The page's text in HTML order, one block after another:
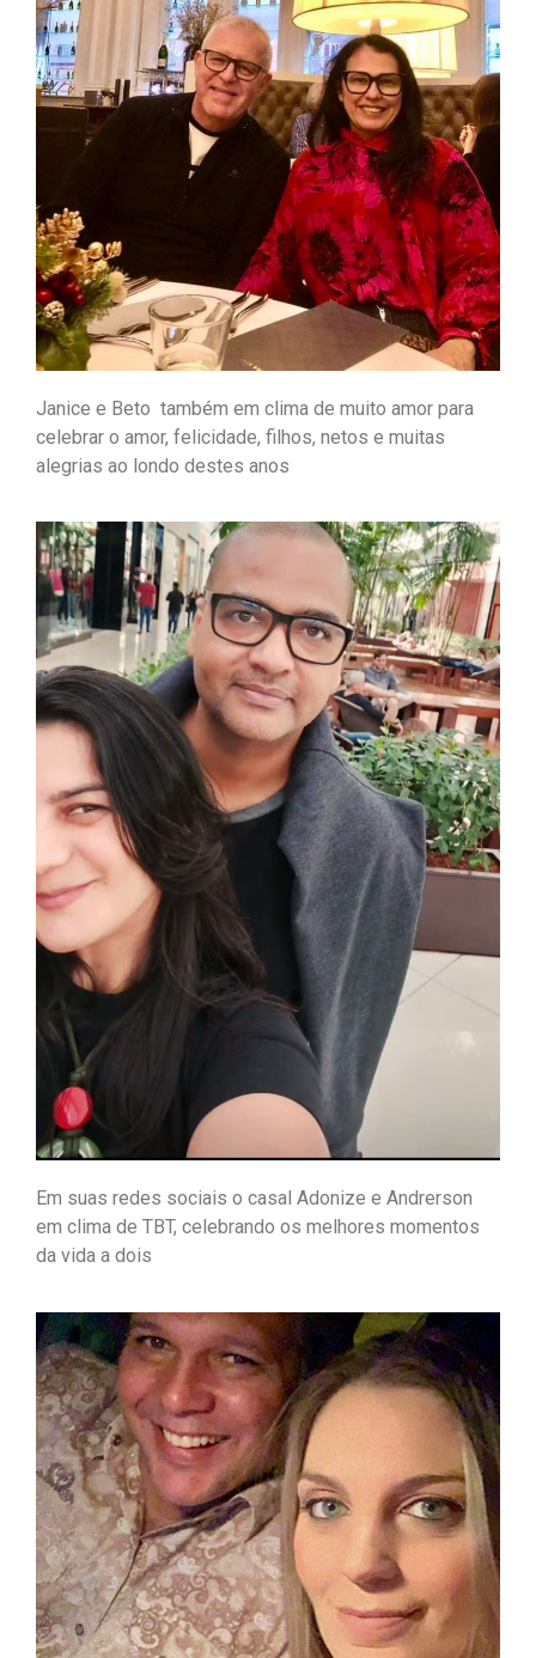
Janice e Beto também em clima de muito amor para
celebrar o amor, felicidade, filhos, netos e muitas
alegrias ao londo destes anos
Em suas redes sociais o casal Adonize e Andrerson
em clima de TBT, celebrando os melhores momentos
da vida a dois